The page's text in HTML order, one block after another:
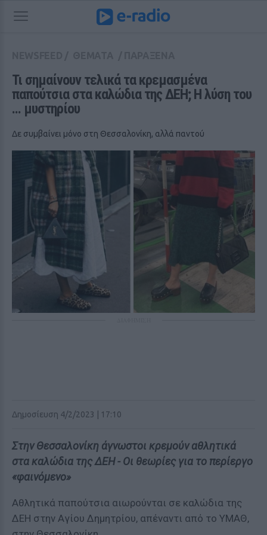
Τι σημαίνουν τελικά τα κρεμασμένα
παπούτσια στα καλώδια της ΔΕΗ; Η λύση του
... μυστηρίου
Δε συμβαίνει μόνο στη Θεσσαλονίκη, αλλά παντού
Δημοσίευση 4/2/2023 | 17:10
Στην Θεσσαλονίκη άγνωστοι κρεμούν αθλητικά
στα καλώδια της ΔΕΗ - Οι θεωρίες για το περίεργο
«φαινόμενο»
Αθλητικά παπούτσια αιωρούνται σε καλώδια της
ΔΕΗ στην Αγίου Δημητρίου, απέναντι από το ΥΜΑΘ,